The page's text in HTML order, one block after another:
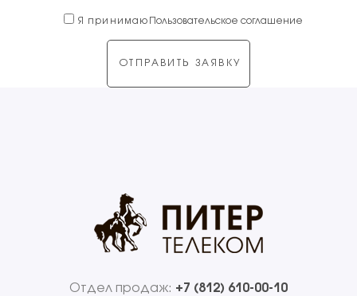
Я принимаю Пользовательское соглашение
Отдел продаж: +7 (812) 610-00-10